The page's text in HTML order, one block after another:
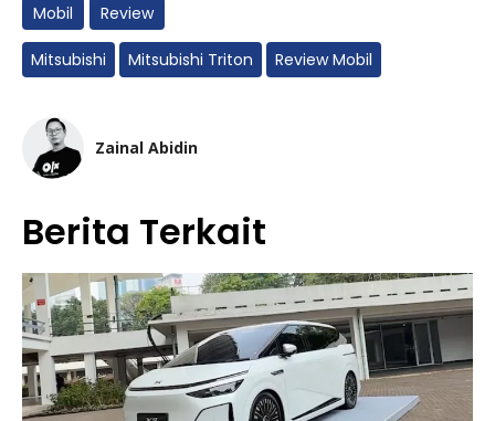
Mobil Review
Mitsubishi Mitsubishi Triton Review Mobil
Zainal Abidin
Berita Terkait